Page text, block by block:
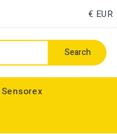
€ EUR
Search